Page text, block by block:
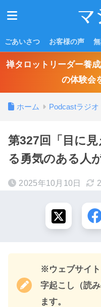
ごあいさつ お客様の声
禅タロットリーダー養
の体験会
ホーム Podcastラジオ
第327回「目に
る勇気のある人
2025年10月10日
※ウェブサイ
字起こし（読
ます。